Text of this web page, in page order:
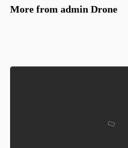
More from admin Drone